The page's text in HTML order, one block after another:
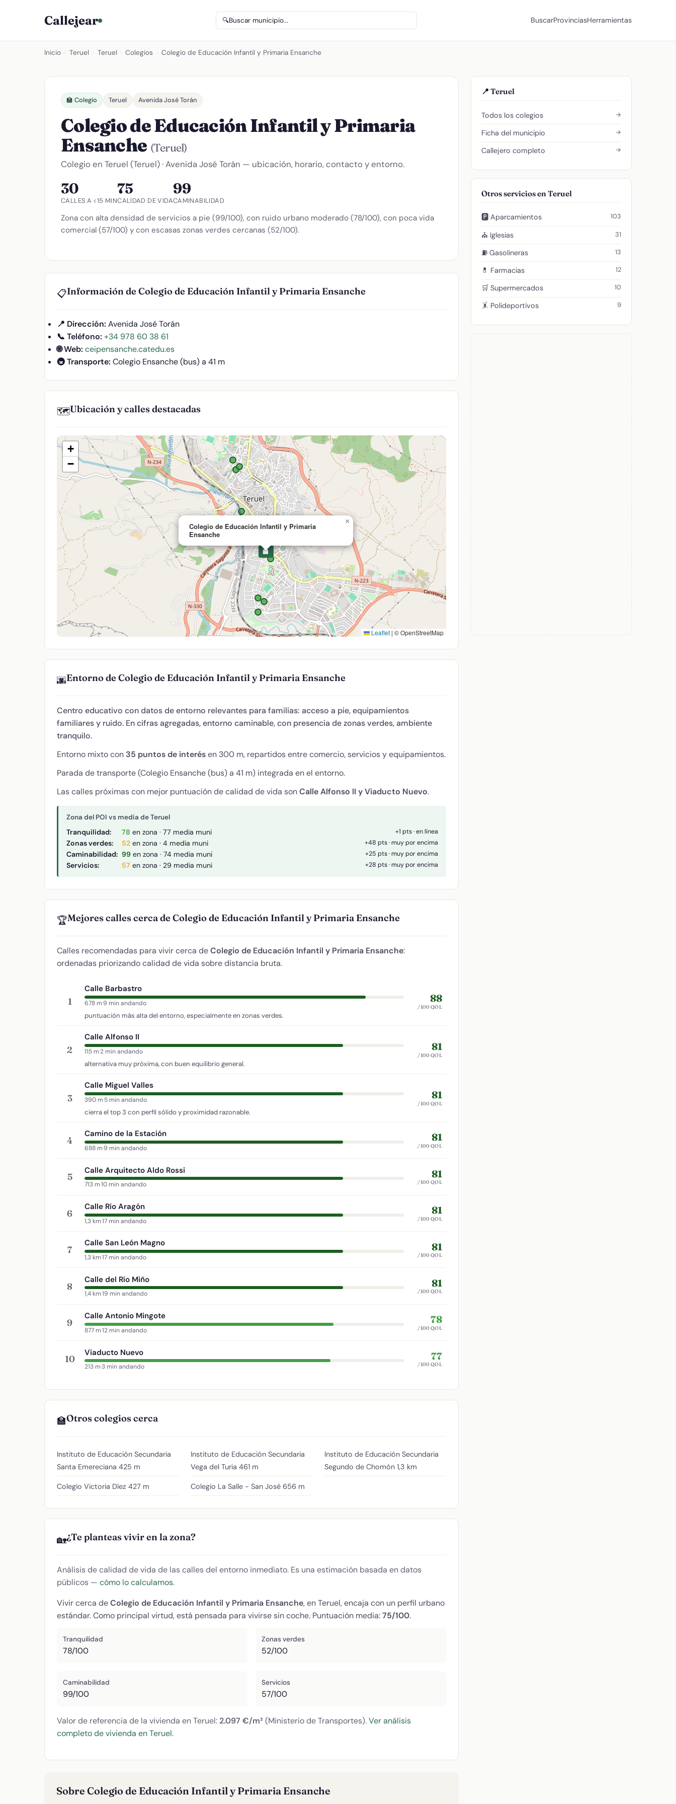
Callejear 🔍Buscar municipio... BuscarProvinciasHerramientas
Inicio Teruel Teruel Colegios Colegio de Educación Infantil y Primaria Ensanche
🏫 Colegio Teruel Avenida José Torán
Colegio de Educación Infantil y Primaria
Ensanche (Teruel)
Colegio en Teruel (Teruel) · Avenida José Torán — ubicación, horario, contacto y entorno.
30
CALLES A <15 MIN
75
CALIDAD DE VIDA
99
CAMINABILIDAD
Zona con alta densidad de servicios a pie (99/100), con ruido urbano moderado (78/100), con poca vida
comercial (57/100) y con escasas zonas verdes cercanas (52/100).
📋Información de Colegio de Educación Infantil y Primaria Ensanche
📍 Dirección: Avenida José Torán
📞 Teléfono: +34 978 60 38 61
🌐 Web: ceipensanche.catedu.es
🚇 Transporte: Colegio Ensanche (bus) a 41 m
🗺️Ubicación y calles destacadas
🏫
Colegio de Educación Infantil y Primaria
Ensanche
×
+
−
Leaflet | © OpenStreetMap
🌆Entorno de Colegio de Educación Infantil y Primaria Ensanche
Centro educativo con datos de entorno relevantes para familias: acceso a pie, equipamientos
familiares y ruido. En cifras agregadas, entorno caminable, con presencia de zonas verdes, ambiente
tranquilo.
Entorno mixto con 35 puntos de interésen 300 m, repartidos entre comercio, servicios y equipamientos.
Parada de transporte (Colegio Ensanche (bus) a 41 m) integrada en el entorno.
Las calles próximas con mejor puntuación de calidad de vida sonCalle Alfonso II y Viaducto Nuevo.
Zona del POI vs media de Teruel
Tranquilidad: 78 en zona · 77 media muni +1 pts · en línea
Zonas verdes: 52 en zona · 4 media muni +48 pts · muy por encima
Caminabilidad: 99 en zona · 74 media muni +25 pts · muy por encima
Servicios: 57 en zona · 29 media muni +28 pts · muy por encima
🏆Mejores calles cerca de Colegio de Educación Infantil y Primaria Ensanche
Calles recomendadas para vivir cerca deColegio de Educación Infantil y Primaria Ensanche:
ordenadas priorizando calidad de vida sobre distancia bruta.
1
Calle Barbastro
678 m·9 min andando
puntuación más alta del entorno, especialmente en zonas verdes.
88
/100 QOL
2
Calle Alfonso II
115 m·2 min andando
alternativa muy próxima, con buen equilibrio general.
81
/100 QOL
3
Calle Miguel Valles
390 m·5 min andando
cierra el top 3 con perfil sólido y proximidad razonable.
81
/100 QOL
4
Camino de la Estación
688 m·9 min andando
81
/100 QOL
5
Calle Arquitecto Aldo Rossi
713 m·10 min andando
81
/100 QOL
6
Calle Río Aragón
1,3 km·17 min andando
81
/100 QOL
7
Calle San León Magno
1,3 km·17 min andando
81
/100 QOL
8
Calle del Río Miño
1,4 km·19 min andando
81
/100 QOL
9
Calle Antonio Mingote
877 m·12 min andando
78
/100 QOL
10
Viaducto Nuevo
213 m·3 min andando
77
/100 QOL
🏫Otros colegios cerca
Instituto de Educación Secundaria
Santa Emereciana 425 m
Colegio Victoria Díez 427 m
Instituto de Educación Secundaria
Vega del Turia 461 m
Colegio La Salle - San José 656 m
Instituto de Educación Secundaria
Segundo de Chomón 1,3 km
🏡¿Te planteas vivir en la zona?
Análisis de calidad de vida de las calles del entorno inmediato. Es una estimación basada en datos
públicos — cómo lo calculamos.
Vivir cerca deColegio de Educación Infantil y Primaria Ensanche, en Teruel, encaja con un perfil urbano
estándar. Como principal virtud, está pensada para vivirse sin coche. Puntuación media:75/100.
Tranquilidad
78/100
Zonas verdes
52/100
Caminabilidad
99/100
Servicios
57/100
Valor de referencia de la vivienda en Teruel: 2.097 €/m² (Ministerio de Transportes).Ver análisis
completo de vivienda en Teruel.
Sobre Colegio de Educación Infantil y Primaria Ensanche
📍 Teruel
Todos los colegios →
Ficha del municipio →
Callejero completo →
Otros servicios en Teruel
🅿️ Aparcamientos 103
⛪ Iglesias 31
⛽ Gasolineras 13
💊 Farmacias 12
🛒 Supermercados 10
🤸 Polideportivos 9